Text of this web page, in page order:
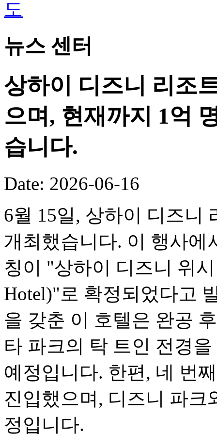
뉴스 센터
상하이 디즈니 리조
으며, 현재까지 1억
습니다.
Date: 2026-06-16
6월 15일, 상하이 디즈니
개최했습니다. 이 행사에
칭이 "상하이 디즈니 위시
Hotel)"로 확정되었다고
을 갖춘 이 호텔은 완공
타 파크의 탁 트인 전경
예정입니다. 한편, 네 번
진입했으며, 디즈니 파크
정입니다.